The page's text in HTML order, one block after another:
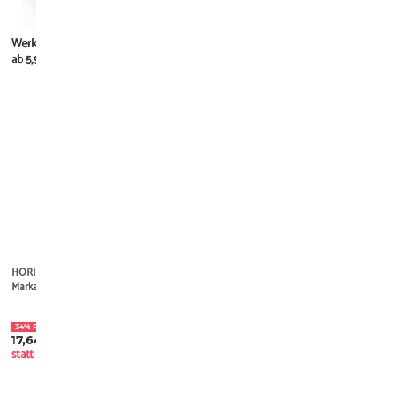
HORI Laminat Chalet Plus
Markant Eiche Hell
34% Rabatt
17,64 €
statt
Werkzeuge
ab5,95 €